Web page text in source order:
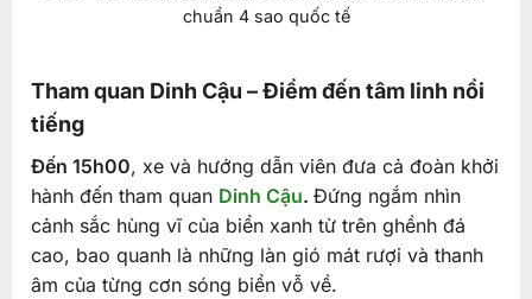
chuẩn 4 sao quốc tế
Tham quan Dinh Cậu – Điểm đến tâm linh nổi
tiếng
Đến 15h00, xe và hướng dẫn viên đưa cả đoàn khởi
hành đến tham quan Dinh Cậu. Đứng ngắm nhìn
cảnh sắc hùng vĩ của biển xanh từ trên ghềnh đá
cao, bao quanh là những làn gió mát rượi và thanh
âm của từng cơn sóng biển vỗ về.